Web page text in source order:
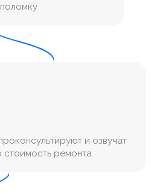
и озвучат
ремонта